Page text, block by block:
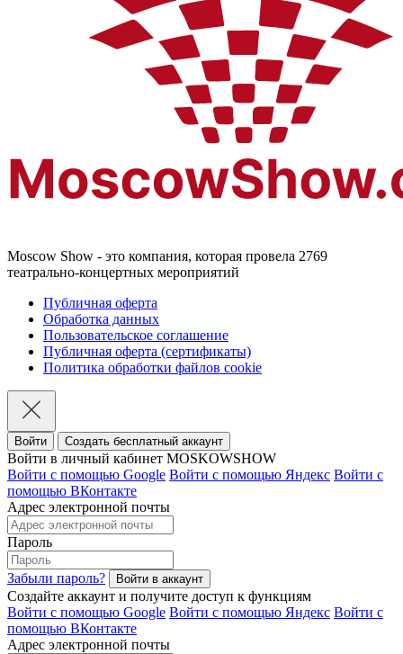
Moscow Show - это компания, которая провела 2769
театрально-концертных мероприятий
Публичная оферта
Обработка данных
Пользовательское соглашение
Публичная оферта (сертификаты)
Политика обработки файлов cookie
Войти Создать бесплатный аккаунт
Войти в личный кабинет MOSKOWSHOW
Войти с помощью Google Войти с помощью Яндекс Войти с
помощью ВКонтакте
Адрес электронной почты
Пароль
Забыли пароль?
Создайте аккаунт и получите доступ к функциям
Войти с помощью Google Войти с помощью Яндекс Войти с
помощью ВКонтакте
Адрес электронной почты